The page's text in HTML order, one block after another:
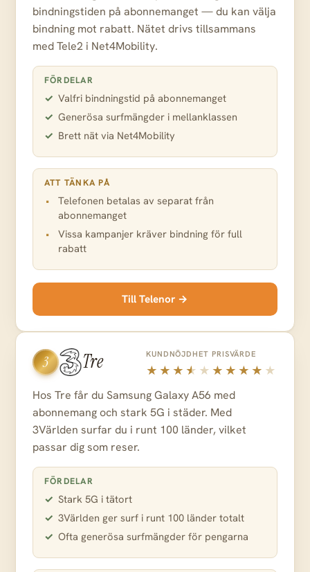
bindningstiden på abonnemanget — du kan välja
bindning mot rabatt. Nätet drivs tillsammans
med Tele2 i Net4Mobility.
FÖRDELAR
Valfri bindningstid på abonnemanget
Generösa surfmängder i mellanklassen
Brett nät via Net4Mobility
ATT TÄNKA PÅ
Telefonen betalas av separat från
abonnemanget
Vissa kampanjer kräver bindning för full
rabatt
Till Telenor →
3 Tre KUNDNÖJDHET PRISVÄRDE
Hos Tre får du Samsung Galaxy A56 med
abonnemang och stark 5G i städer. Med
3Världen surfar du i runt 100 länder, vilket
passar dig som reser.
FÖRDELAR
Stark 5G i tätort
3Världen ger surf i runt 100 länder totalt
Ofta generösa surfmängder för pengarna